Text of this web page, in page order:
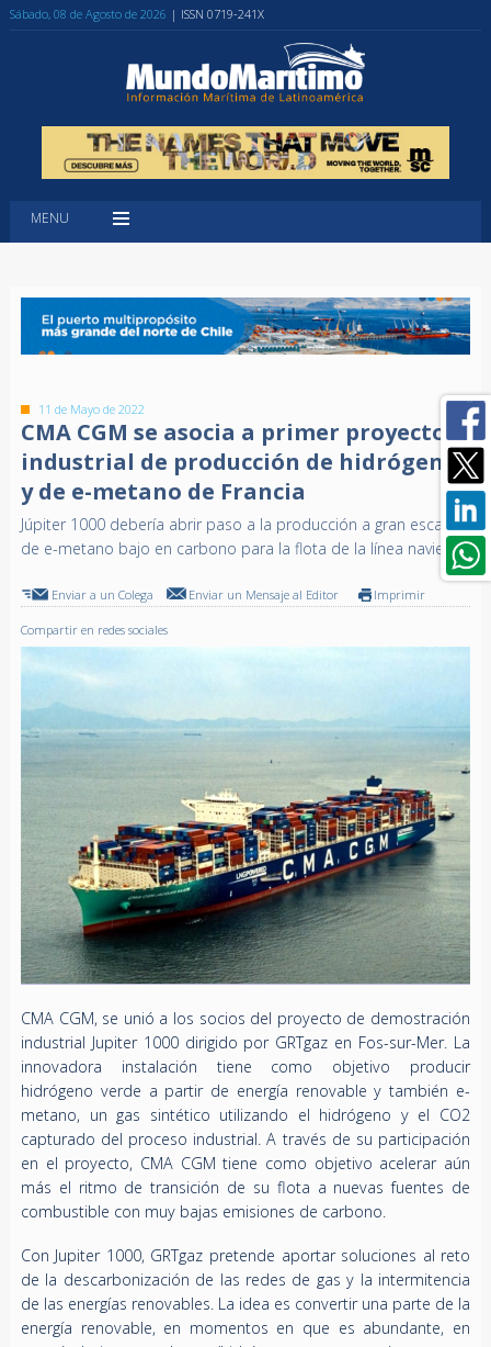
Sábado, 08 de Agosto de 2026 | ISSN 0719-241X
MENU
11 de Mayo de 2022
CMA CGM se asocia a primer proyecto
industrial de producción de hidrógeno
y de e-metano de Francia
Júpiter 1000 debería abrir paso a la producción a gran escala
de e-metano bajo en carbono para la flota de la línea naviera
Enviar a un Colega Enviar un Mensaje al Editor Imprimir
Compartir en redes sociales
CMA CGM, se unió a los socios del proyecto de demostración
industrial Jupiter 1000 dirigido por GRTgaz en Fos-sur-Mer. La
innovadora instalación tiene como objetivo producir
hidrógeno verde a partir de energía renovable y también e-
metano, un gas sintético utilizando el hidrógeno y el CO2
capturado del proceso industrial. A través de su participación
en el proyecto, CMA CGM tiene como objetivo acelerar aún
más el ritmo de transición de su flota a nuevas fuentes de
combustible con muy bajas emisiones de carbono.
Con Jupiter 1000, GRTgaz pretende aportar soluciones al reto
de la descarbonización de las redes de gas y la intermitencia
de las energías renovables. La idea es convertir una parte de la
energía renovable, en momentos en que es abundante, en